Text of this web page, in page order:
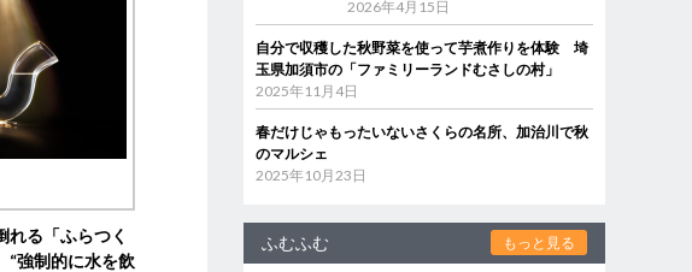
れる「ふらつく
強制的に水を飲
2026年4月15日
自分で収穫した秋野菜を使って芋煮作りを体験 埼
玉県加須市の「ファミリーランドむさしの村」
2025年11月4日
春だけじゃもったいないさくらの名所、加治川で秋
のマルシェ
2025年10月23日
ふむふむ もっと見る